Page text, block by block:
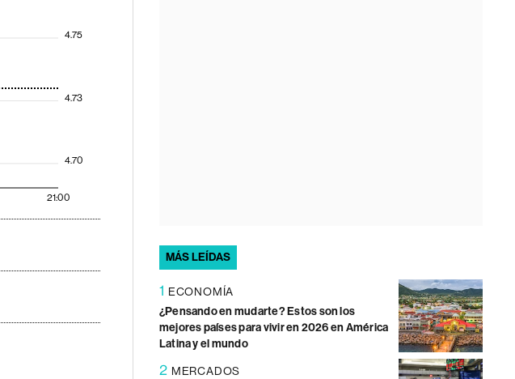
21:00
4.70
4.73
4.75
MÁS LEÍDAS
1 ECONOMÍA
¿Pensando en mudarte? Estos son los
mejores países para vivir en 2026 en América
Latina y el mundo
2 MERCADOS